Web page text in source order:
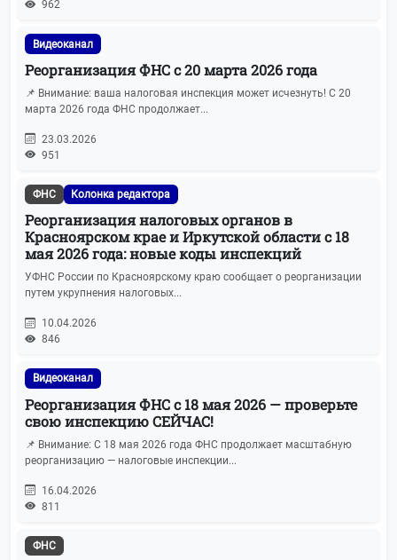
Больничные листы
УСН
ЕНС
Проверки бизнеса
Прочие новости
962
Видеоканал
Реорганизация ФНС с 20 марта 2026 года
📌 Внимание: ваша налоговая инспекция может исчезнуть! С 20
марта 2026 года ФНС продолжает...
23.03.2026
951
ФНС Колонка редактора
Реорганизация налоговых органов в
Красноярском крае и Иркутской области с 18
мая 2026 года: новые коды инспекций
УФНС России по Красноярскому краю сообщает о реорганизации
путем укрупнения налоговых...
10.04.2026
846
Видеоканал
Реорганизация ФНС с 18 мая 2026 — проверьте
свою инспекцию СЕЙЧАС!
📌 Внимание: С 18 мая 2026 года ФНС продолжает масштабную
реорганизацию — налоговые инспекции...
16.04.2026
811
ФНС